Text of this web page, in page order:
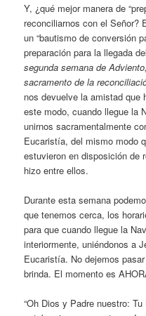
Y, ¿qué mejor manera de
reconciliarnos con el Señor?
un “bautismo de conversión
preparación para la llegada
segunda semana de
sacramento de la
nos devuelve la amistad que
este modo, cuando llegue la
unirnos sacramentalmente
Eucaristía, del mismo modo
estuvieron en disposición de
hizo entre ellos.
Durante esta semana
que tenemos cerca, los
para que cuando llegue la
interiormente, uniéndonos a
Eucaristía. No dejemos
brinda. El momento es
“Oh Dios y Padre nuestro: